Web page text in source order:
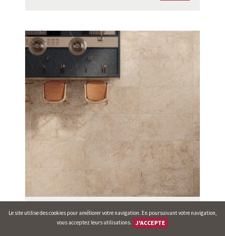
B204 T. Light Rectifié 60/120 x 09 mm
Le site utilise des cookies pour améliorer votre navigation. En poursuivant votre navigation,
vous acceptez leurs utilisations.
J'ACCEPTE